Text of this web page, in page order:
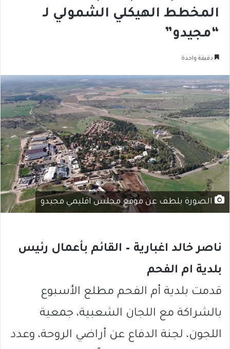
المخطط الهيكلي الشمولي لـ
“مجيدو”
دقيقة واحدة
الصورة بلطف عن موقع مجلس اقليمي مجيدو
ناصر خالد اغبارية – القائم بأعمال رئيس
بلدية ام الفحم
قدمت بلدية أم الفحم مطلع الأسبوع
بالشراكة مع اللجان الشعبية، جمعية
اللجون، لجنة الدفاع عن أراضي الروحة، وعدد